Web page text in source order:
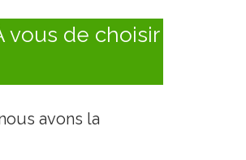
vous de choisir
avons la